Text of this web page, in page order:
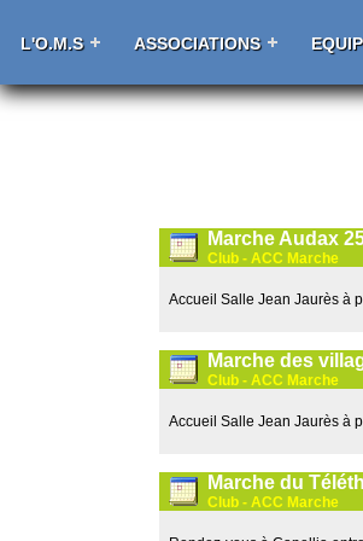
L'O.M.S ASSOCIATIONS
Marche Audax
Club - ACC Marche
Accueil Salle Jean Jaurès à
Marche des
Club - ACC Marche
Accueil Salle Jean Jaurès à
Marche du
Club - ACC Marche